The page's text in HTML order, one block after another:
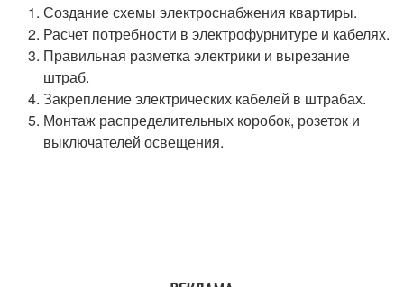
Создание схемы электроснабжения квартиры.
Расчет потребности в электрофурнитуре и кабелях.
Правильная разметка электрики и вырезание
штраб.
Закрепление электрических кабелей в штрабах.
Монтаж распределительных коробок, розеток и
выключателей освещения.